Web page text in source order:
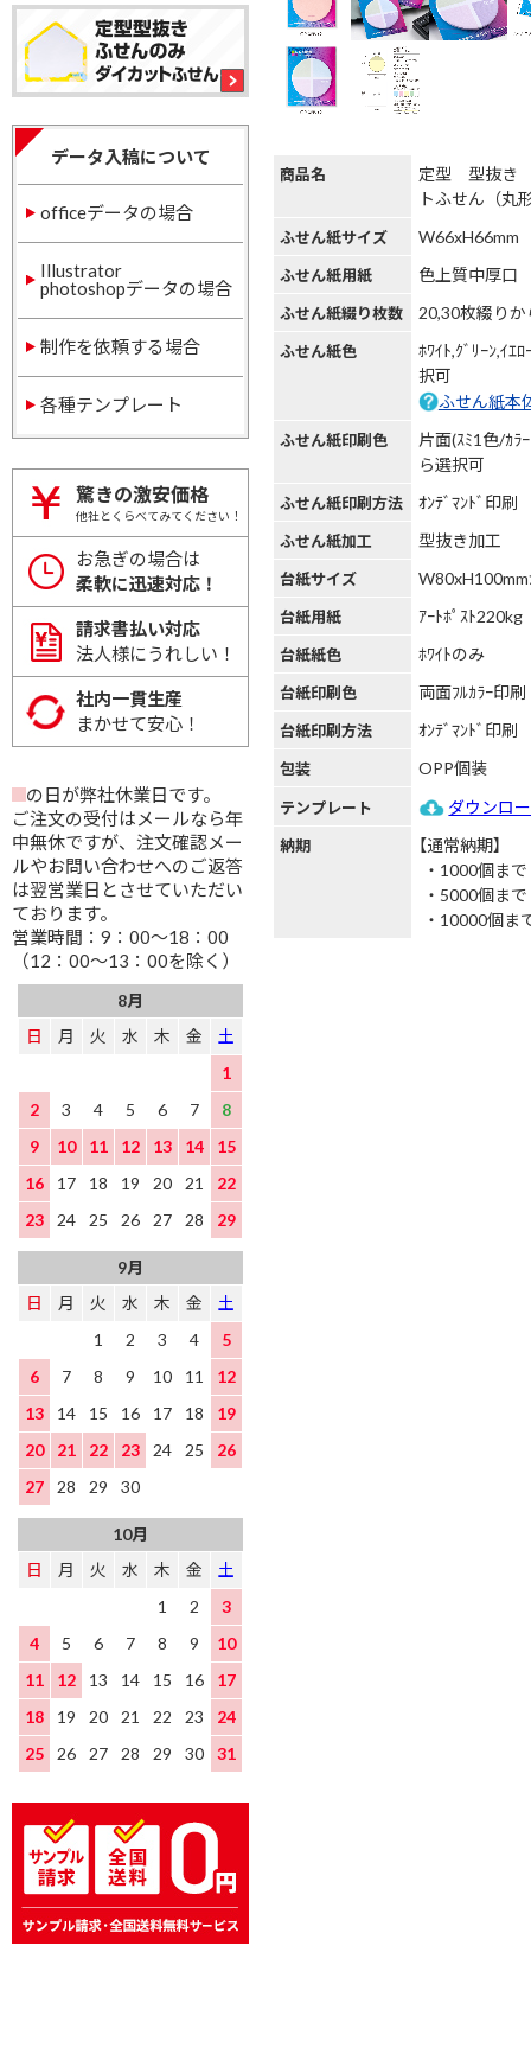
データ入稿について
officeデータの場合
Illustrator
photoshopデータの場合
制作を依頼する場合
各種テンプレート
驚きの激安価格
他社とくらべてみてください！
お急ぎの場合は
柔軟に迅速対応！
請求書払い対応
法人様にうれしい！
社内一貫生産
まかせて安心！
の日が弊社休業日です。
ご注文の受付はメールなら年
中無休ですが、注文確認メー
ルやお問い合わせへのご返答
は翌営業日とさせていただい
ております。
営業時間：9：00～18：00
（12：00～13：00を除く）
8月
日
月 火 水 木 金
土
1
2
3 4 5 6 7
8
9
10 11 12 13 14
15
16
17 18 19 20 21
22
23
24 25 26 27 28 29
9月
日
月 火 水 木 金
土
1
2 3 4
5
6
7 8 9 10 11
12
13
14 15 16 17 18
19
20
21 22 23 24 25
26
27
28 29 30
10月
日
月 火 水 木 金
土
1
2
3
4
5 6 7 8 9
10
11
12 13 14 15 16
17
18
19 20 21 22 23
24
25
26 27 28 29 30 31
商品名
定型 型抜き
トふせん（丸
ふせん紙サイズ W66xH66mm
ふせん紙用紙 色上質中厚口
ふせん紙綴り枚数 20,30枚綴り
ふせん紙色
ﾎﾜｲﾄ,ｸﾞﾘｰﾝ,ｲｴ
択可
ふせん紙
ふせん紙印刷色
片面(ｽﾐ1色/ｶﾗ
ら選択可
ふせん紙印刷方法 ｵﾝﾃﾞﾏﾝﾄﾞ印刷
ふせん紙加工 型抜き加工
台紙サイズ
台紙用紙 ｱｰﾄﾎﾟｽﾄ220kg
台紙紙色 ﾎﾜｲﾄのみ
台紙印刷色 両面ﾌﾙｶﾗｰ印刷
台紙印刷方法 ｵﾝﾃﾞﾏﾝﾄﾞ印刷
包装 OPP個装
テンプレート ダウンロ
納期
【通常納期】
1000個まで
5000個まで
10000個ま